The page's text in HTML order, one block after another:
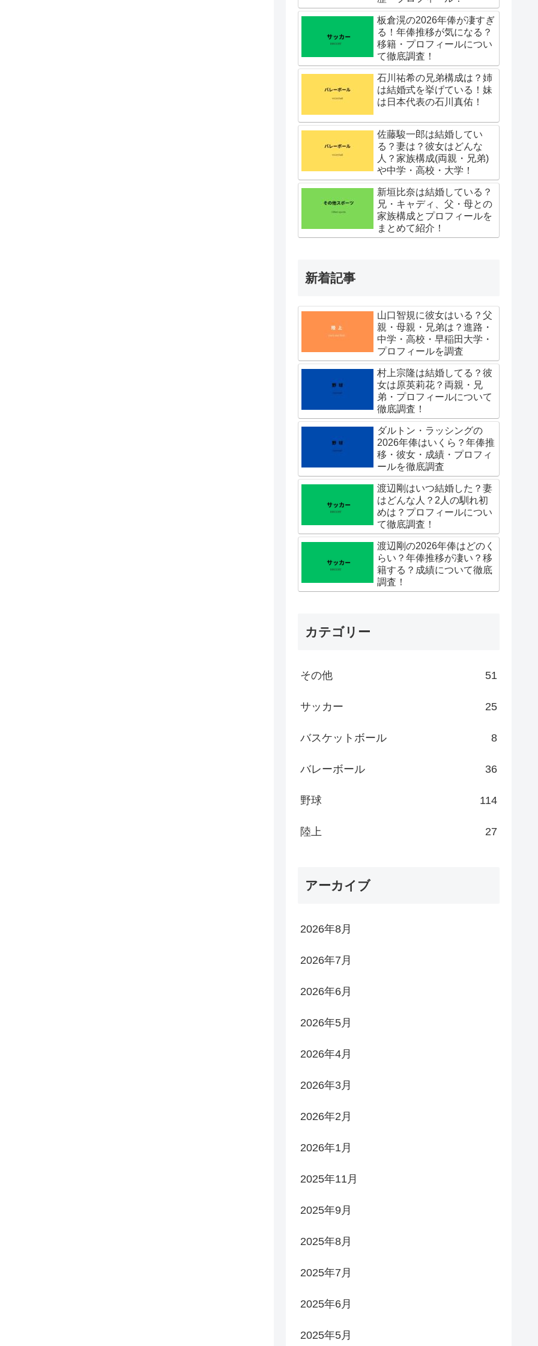
板倉滉の2026年俸が凄すぎ
る！年俸推移が気になる？
移籍・プロフィールについ
て徹底調査！
石川祐希の兄弟構成は？姉
は結婚式を挙げている！妹
は日本代表の石川真佑！
佐藤駿一郎は結婚してい
る？妻は？彼女はどんな
人？家族構成(両親・兄弟)
や中学・高校・大学！
新垣比奈は結婚している？
兄・キャディ、父・母との
家族構成とプロフィールを
まとめて紹介！
新着記事
山口智規に彼女はいる？父
親・母親・兄弟は？進路・
中学・高校・早稲田大学・
プロフィールを調査
村上宗隆は結婚してる？彼
女は原英莉花？両親・兄
弟・プロフィールについて
徹底調査！
ダルトン・ラッシングの
2026年俸はいくら？年俸推
移・彼女・成績・プロフィ
ールを徹底調査
渡辺剛はいつ結婚した？妻
はどんな人？2人の馴れ初
めは？プロフィールについ
て徹底調査！
渡辺剛の2026年俸はどのく
らい？年俸推移が凄い？移
籍する？成績について徹底
調査！
カテゴリー
その他 51
サッカー 25
バスケットボール 8
バレーボール 36
野球 114
陸上 27
アーカイブ
2026年8月
2026年7月
2026年6月
2026年5月
2026年4月
2026年3月
2026年2月
2026年1月
2025年11月
2025年9月
2025年8月
2025年7月
2025年6月
2025年5月